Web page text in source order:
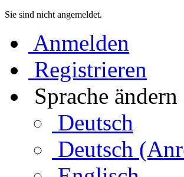
Sie sind nicht angemeldet.
Anmelden
Registrieren
Sprache ändern
Deutsch
Deutsch